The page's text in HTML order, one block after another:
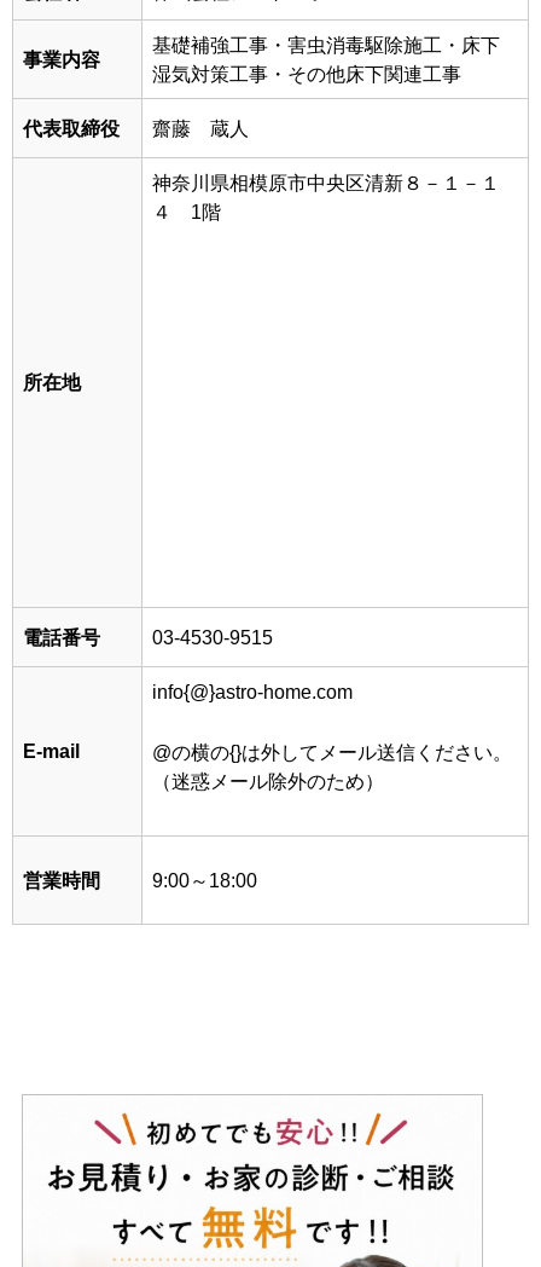
事業内容
基礎補強工事・害虫消毒駆除施工・床下
湿気対策工事・その他床下関連工事
代表取締役 齋藤 蔵人
所在地
神奈川県相模原市中央区清新８－１－１
４ 1階
電話番号 03-4530-9515
E-mail
info{@}astro-home.com
@の横の{}は外してメール送信ください。
（迷惑メール除外のため）
営業時間 9:00～18:00